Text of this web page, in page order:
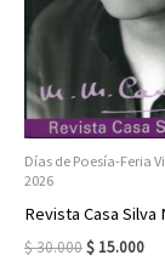
Días de Poesía-Feria
2026
Revista Casa Silva
$30.000 Original
$ 15.000